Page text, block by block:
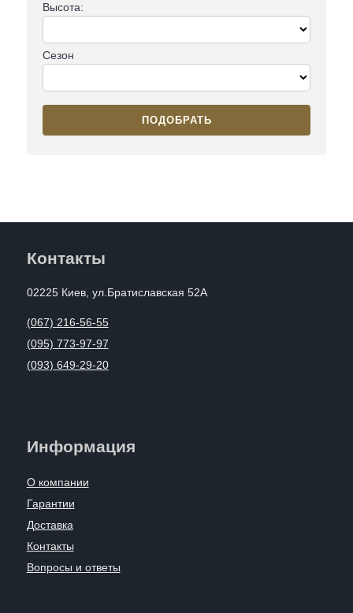
Высота:
Сезон
ПОДОБРАТЬ
Контакты
02225 Киев, ул.Братиславская 52А
(067) 216-56-55
(095) 773-97-97
(093) 649-29-20
Информация
О компании
Гарантии
Доставка
Контакты
Вопросы и ответы